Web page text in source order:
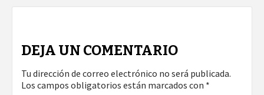
DEJA UN COMENTARIO
Tu dirección de correo electrónico no será publicada.
Los campos obligatorios están marcados con *